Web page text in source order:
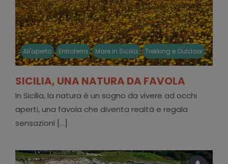
All'aperto Entroterra Mare in Sicilia Trekking e Outdoor
SICILIA, UNA NATURA DA FAVOLA
In Sicilia, la natura è un sogno da vivere ad occhi
aperti, una favola che diventa realtà e regala
sensazioni [...]